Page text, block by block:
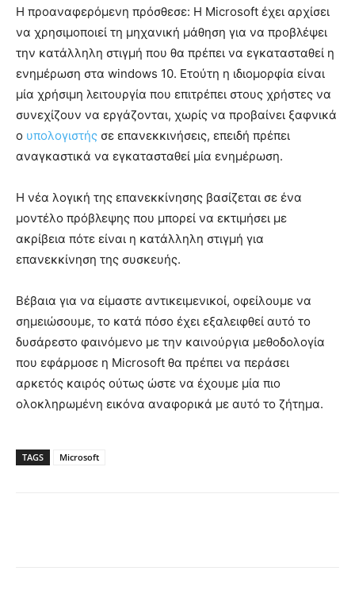
Η προαναφερόμενη πρόσθεσε: Η Microsoft έχει αρχίσει
να χρησιμοποιεί τη μηχανική μάθηση για να προβλέψει
την κατάλληλη στιγμή που θα πρέπει να εγκατασταθεί η
ενημέρωση στα windows 10. Ετούτη η ιδιομορφία είναι
μία χρήσιμη λειτουργία που επιτρέπει στους χρήστες να
συνεχίζουν να εργάζονται, χωρίς να προβαίνει ξαφνικά
ο υπολογιστής σε επανεκκινήσεις, επειδή πρέπει
αναγκαστικά να εγκατασταθεί μία ενημέρωση.
Η νέα λογική της επανεκκίνησης βασίζεται σε ένα
μοντέλο πρόβλεψης που μπορεί να εκτιμήσει με
ακρίβεια πότε είναι η κατάλληλη στιγμή για
επανεκκίνηση της συσκευής.
Βέβαια για να είμαστε αντικειμενικοί, οφείλουμε να
σημειώσουμε, το κατά πόσο έχει εξαλειφθεί αυτό το
δυσάρεστο φαινόμενο με την καινούργια μεθοδολογία
που εφάρμοσε η Microsoft θα πρέπει να περάσει
αρκετός καιρός ούτως ώστε να έχουμε μία πιο
ολοκληρωμένη εικόνα αναφορικά με αυτό το ζήτημα.
TAGS Microsoft